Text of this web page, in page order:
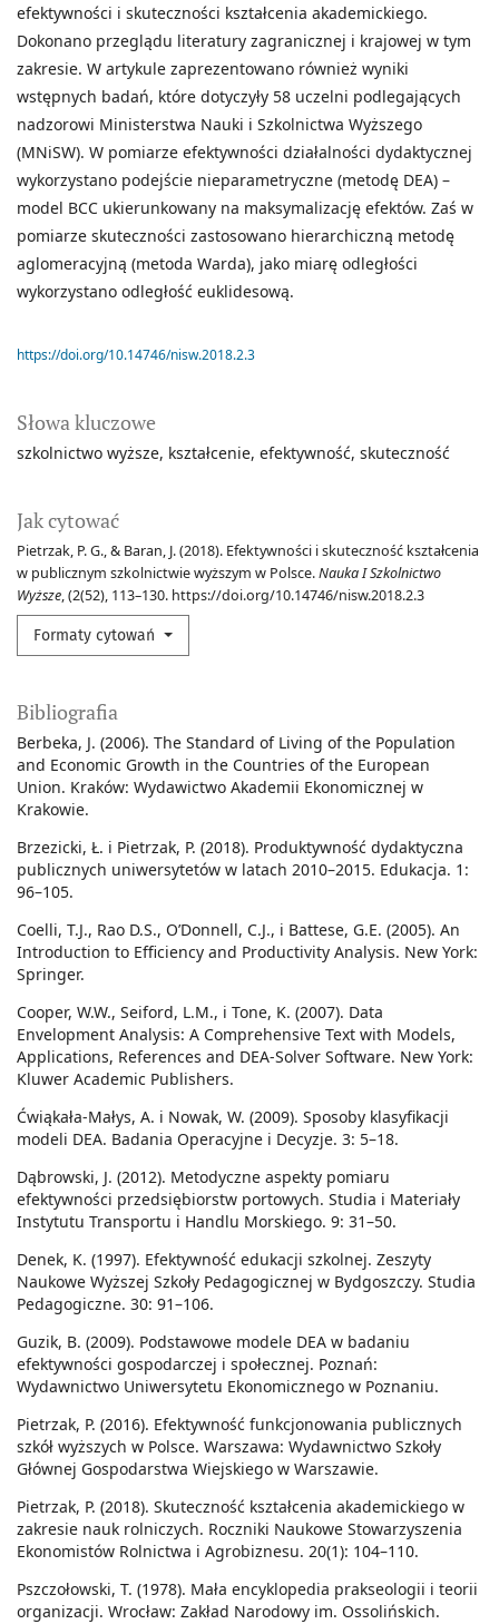
Słowa kluczowe
szkolnictwo wyższe kształcenie efektywność skuteczność
Jak cytować
Pietrzak, P. G., & Baran, J. (2018). Efektywności i skuteczność kształcenia
w publicznym szkolnictwie wyższym w Polsce.Nauka I Szkolnictwo
Wyższe, (2(52), 113–130. https://doi.org/10.14746/nisw.2018.2.3
Formaty cytowań
efektywności i skuteczności kształcenia akademickiego.
Dokonano przeglądu literatury zagranicznej i krajowej w tym
zakresie. W artykule zaprezentowano również wyniki
wstępnych badań, które dotyczyły 58 uczelni podlegających
nadzorowi Ministerstwa Nauki i Szkolnictwa Wyższego
(MNiSW). W pomiarze efektywności działalności dydaktycznej
wykorzystano podejście nieparametryczne (metodę DEA) –
model BCC ukierunkowany na maksymalizację efektów. Zaś w
pomiarze skuteczności zastosowano hierarchiczną metodę
aglomeracyjną (metoda Warda), jako miarę odległości
wykorzystano odległość euklidesową.
https://doi.org/10.14746/nisw.2018.2.3
Bibliografia
Berbeka, J. (2006). The Standard of Living of the Population
and Economic Growth in the Countries of the European
Union. Kraków: Wydawictwo Akademii Ekonomicznej w
Krakowie.
Brzezicki, Ł. i Pietrzak, P. (2018). Produktywność dydaktyczna
publicznych uniwersytetów w latach 2010–2015. Edukacja. 1:
96–105.
Coelli, T.J., Rao D.S., O’Donnell, C.J., i Battese, G.E. (2005). An
Introduction to Efficiency and Productivity Analysis. New York:
Springer.
Cooper, W.W., Seiford, L.M., i Tone, K. (2007). Data
Envelopment Analysis: A Comprehensive Text with Models,
Applications, References and DEA-Solver Software. New York:
Kluwer Academic Publishers.
Ćwiąkała-Małys, A. i Nowak, W. (2009). Sposoby klasyfikacji
modeli DEA. Badania Operacyjne i Decyzje. 3: 5–18.
Dąbrowski, J. (2012). Metodyczne aspekty pomiaru
efektywności przedsiębiorstw portowych. Studia i Materiały
Instytutu Transportu i Handlu Morskiego. 9: 31–50.
Denek, K. (1997). Efektywność edukacji szkolnej. Zeszyty
Naukowe Wyższej Szkoły Pedagogicznej w Bydgoszczy. Studia
Pedagogiczne. 30: 91–106.
Guzik, B. (2009). Podstawowe modele DEA w badaniu
efektywności gospodarczej i społecznej. Poznań:
Wydawnictwo Uniwersytetu Ekonomicznego w Poznaniu.
Pietrzak, P. (2016). Efektywność funkcjonowania publicznych
szkół wyższych w Polsce. Warszawa: Wydawnictwo Szkoły
Głównej Gospodarstwa Wiejskiego w Warszawie.
Pietrzak, P. (2018). Skuteczność kształcenia akademickiego w
zakresie nauk rolniczych. Roczniki Naukowe Stowarzyszenia
Ekonomistów Rolnictwa i Agrobiznesu. 20(1): 104–110.
Pszczołowski, T. (1978). Mała encyklopedia prakseologii i teorii
organizacji. Wrocław: Zakład Narodowy im. Ossolińskich.